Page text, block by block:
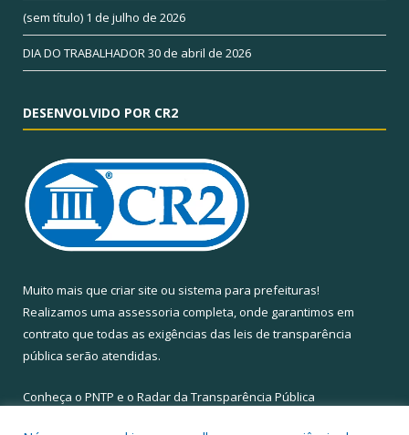
(sem título) 1 de julho de 2026
DIA DO TRABALHADOR30 de abril de 2026
DESENVOLVIDO POR CR2
Muito mais que criar site ou sistema para prefeituras!
Realizamos uma assessoria completa, onde garantimos em
contrato que todas as exigências das leis de transparência
pública serão atendidas.
Conheça o PNTP e o Radar da Transparência Pública